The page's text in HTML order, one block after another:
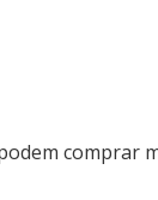
comprar